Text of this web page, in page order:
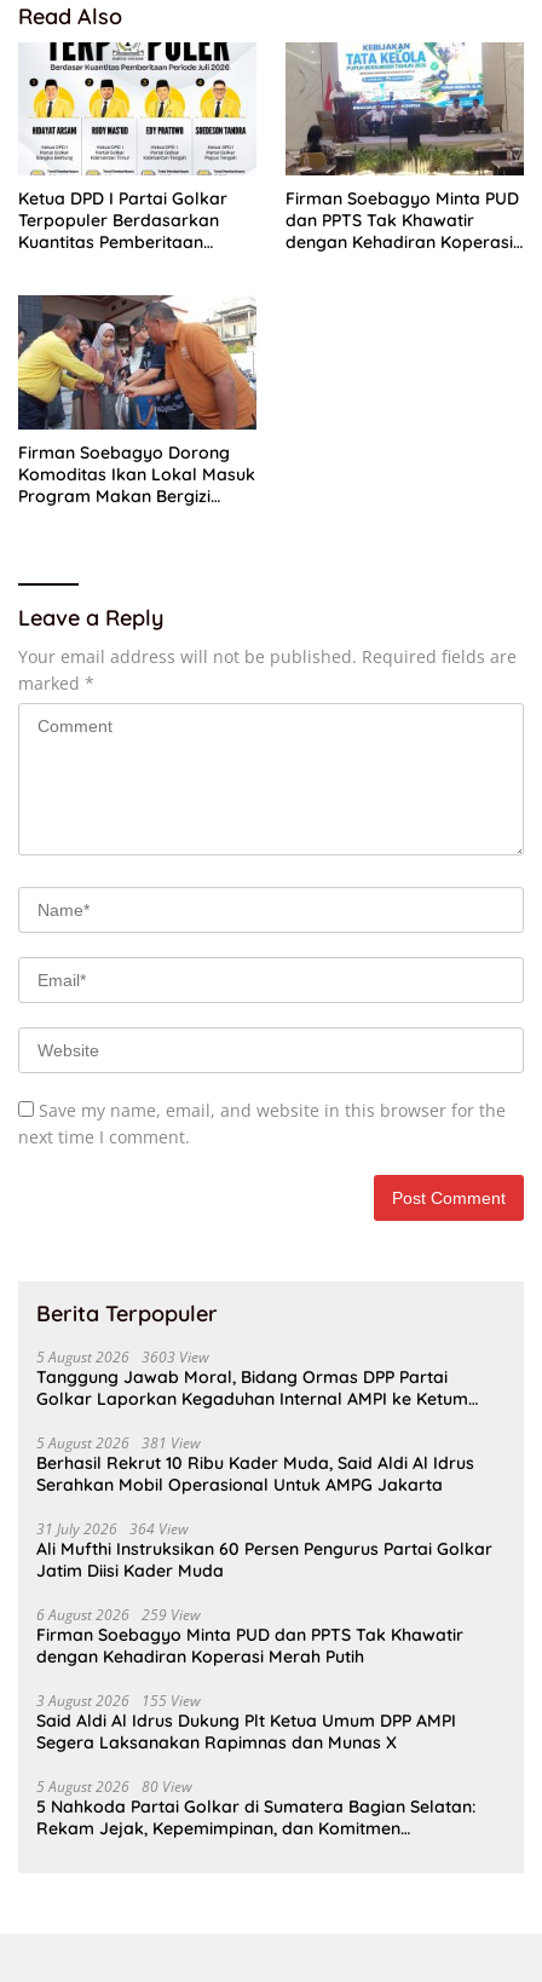
Read Also
Ketua DPD I Partai Golkar
Terpopuler Berdasarkan
Kuantitas Pemberitaan
Firman Soebagyo Minta PUD
dan PPTS Tak Khawatir
dengan Kehadiran Koperasi
Firman Soebagyo Dorong
Komoditas Ikan Lokal Masuk
Program Makan Bergizi
Leave a Reply
Your email address will not be published. Required fields are
marked *
Save my name, email, and website in this browser for the
next time I comment.
Berita Terpopuler
5 August 2026 3603 View
Tanggung Jawab Moral, Bidang Ormas DPP Partai
Golkar Laporkan Kegaduhan Internal AMPI ke Ketum
5 August 2026 381 View
Berhasil Rekrut 10 Ribu Kader Muda, Said Aldi Al Idrus
Serahkan Mobil Operasional Untuk AMPG Jakarta
31 July 2026 364 View
Ali Mufthi Instruksikan 60 Persen Pengurus Partai Golkar
Jatim Diisi Kader Muda
6 August 2026 259 View
Firman Soebagyo Minta PUD dan PPTS Tak Khawatir
dengan Kehadiran Koperasi Merah Putih
3 August 2026 155 View
Said Aldi Al Idrus Dukung Plt Ketua Umum DPP AMPI
Segera Laksanakan Rapimnas dan Munas X
5 August 2026 80 View
5 Nahkoda Partai Golkar di Sumatera Bagian Selatan:
Rekam Jejak, Kepemimpinan, dan Komitmen